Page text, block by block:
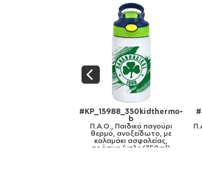
#KP_15988_11oz
Π.Α.Ο., Κούπα, κεραμική,
330ml